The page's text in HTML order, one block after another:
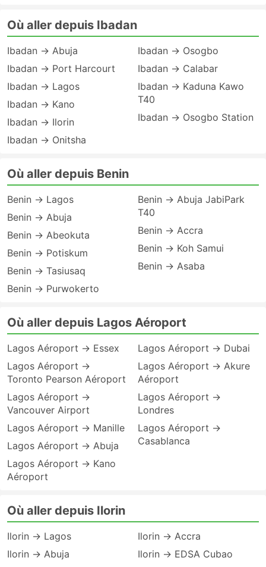
Où aller depuis Ibadan
Ibadan → Abuja
Ibadan → Port Harcourt
Ibadan → Lagos
Ibadan → Kano
Ibadan → Ilorin
Ibadan → Onitsha
Ibadan → Osogbo
Ibadan → Calabar
Ibadan → Kaduna Kawo
T40
Ibadan → Osogbo Station
Où aller depuis Benin
Benin → Lagos
Benin → Abuja
Benin → Abeokuta
Benin → Potiskum
Benin → Tasiusaq
Benin → Purwokerto
Benin → Abuja JabiPark
T40
Benin → Accra
Benin → Koh Samui
Benin → Asaba
Où aller depuis Lagos Aéroport
Lagos Aéroport → Essex
Lagos Aéroport →
Toronto Pearson Aéroport
Lagos Aéroport →
Vancouver Airport
Lagos Aéroport → Manille
Lagos Aéroport → Abuja
Lagos Aéroport → Kano
Aéroport
Lagos Aéroport → Dubai
Lagos Aéroport → Akure
Aéroport
Lagos Aéroport →
Londres
Lagos Aéroport →
Casablanca
Où aller depuis Ilorin
Ilorin → Lagos
Ilorin → Abuja
Ilorin → Accra
Ilorin → EDSA Cubao